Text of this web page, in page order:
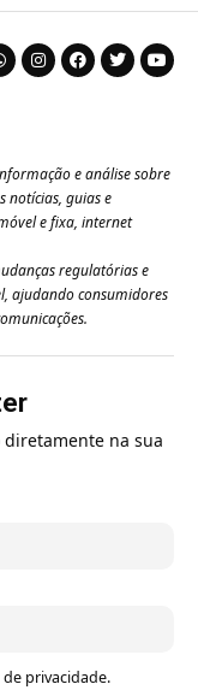
e análise sobre
notícias, guias e
e fixa, internet
regulatórias e
ajudando consumidores
na sua
privacidade.